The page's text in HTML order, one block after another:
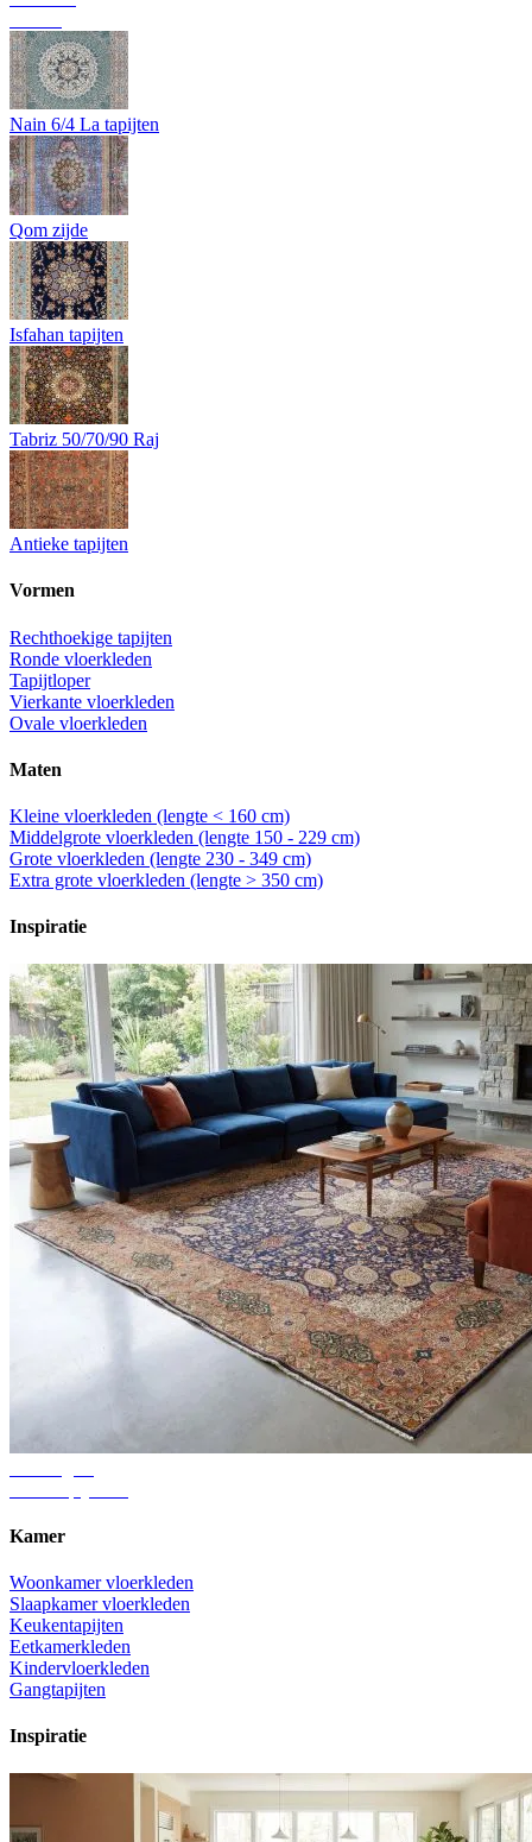
Nain 6/4 La tapijten
Qom zijde
Isfahan tapijten
Tabriz 50/70/90 Raj
Antieke tapijten
Vormen
Rechthoekige tapijten
Ronde vloerkleden
Tapijtloper
Vierkante vloerkleden
Ovale vloerkleden
Maten
Kleine vloerkleden (lengte < 160 cm)
Middelgrote vloerkleden (lengte 150 - 229 cm)
Grote vloerkleden (lengte 230 - 349 cm)
Extra grote vloerkleden (lengte > 350 cm)
Inspiratie
Kamer
Woonkamer vloerkleden
Slaapkamer vloerkleden
Keukentapijten
Eetkamerkleden
Kindervloerkleden
Gangtapijten
Inspiratie